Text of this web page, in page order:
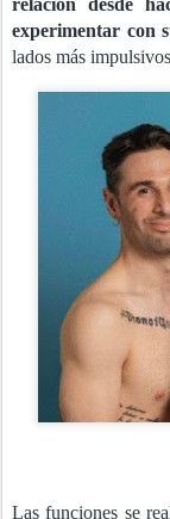
relación desde
experimentar con
lados más
Las funciones se